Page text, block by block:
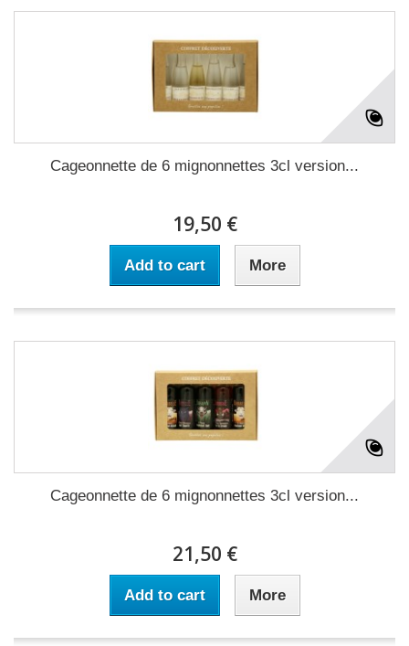
Cageonnette de 6 mignonnettes 3cl version...
19,50 €
Add to cart More
Cageonnette de 6 mignonnettes 3cl version...
21,50 €
Add to cart More